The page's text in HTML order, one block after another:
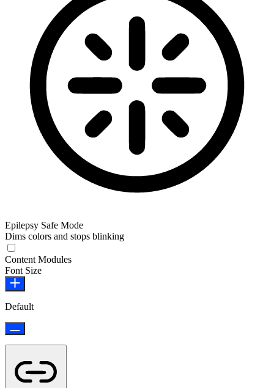
Epilepsy Safe Mode
Dims colors and stops blinking
Content Modules
Font Size
Default